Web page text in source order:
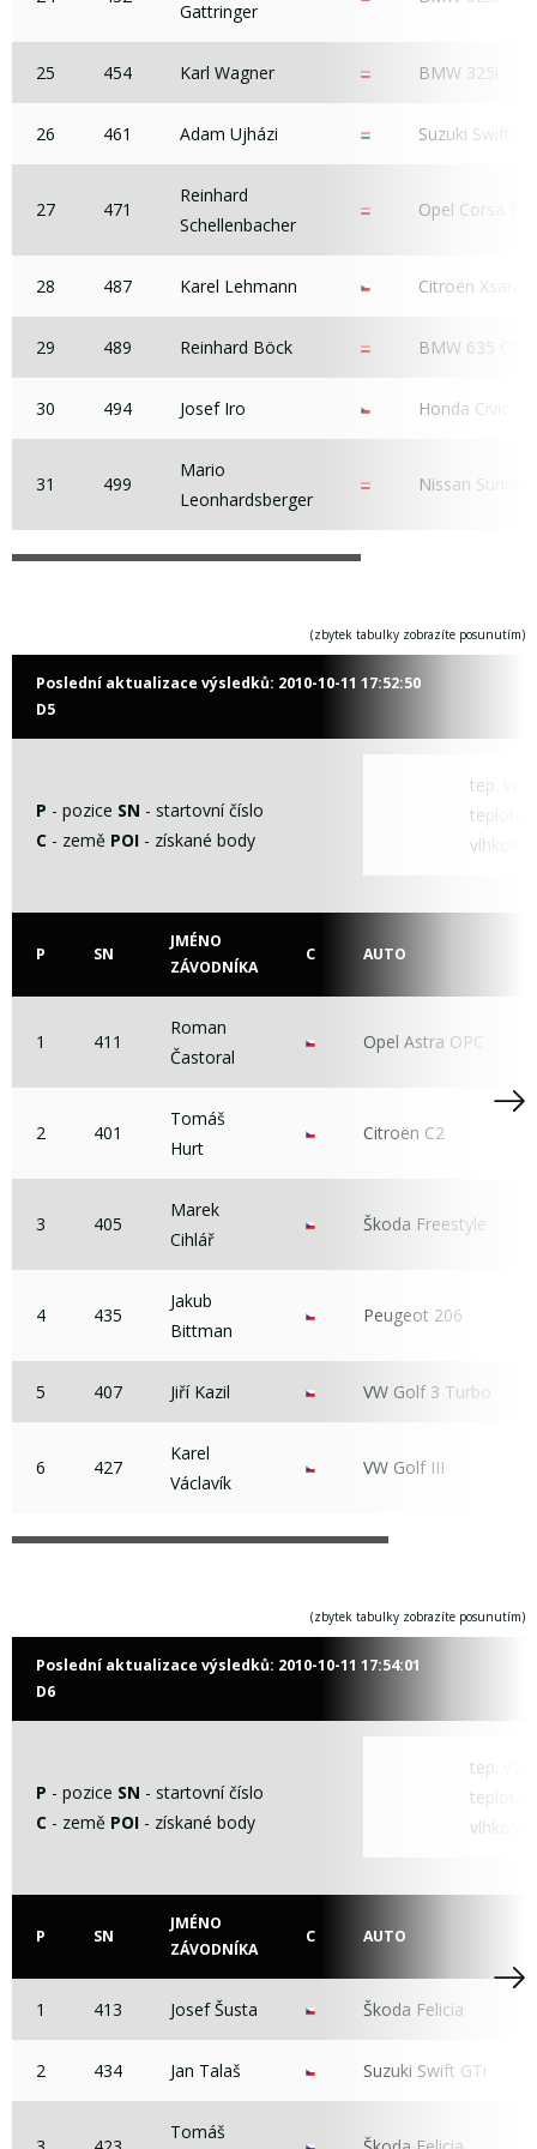
Gattringer
25 454 Karl Wagner BMW 325i
26 461 Adam Ujházi Suzuki Swift
27 471
Reinhard
Schellenbacher
Opel Corsa B
28 487 Karel Lehmann Citroën Xsara
29 489 Reinhard Böck BMW 635 CSI
30 494 Josef Iro Honda Civic
31 499
Mario
Leonhardsberger
Nissan Sunny
(zbytek tabulky zobrazíte posunutím)
Poslední aktualizace výsledků: 2010-10-11 17:52:50
D5
P - pozice SN - startovní číslo
C - země POI - získané body
tep.
teplota
vlhkost
P SN
JMÉNO
ZÁVODNÍKA
C AUTO
1 411
Roman
Častoral
Opel Astra OPC
2 401
Tomáš
Hurt
Citroën C2
3 405
Marek
Cihlář
Škoda Freestyle
4 435
Jakub
Bittman
Peugeot 206
5 407 Jiří Kazil VW Golf 3 Turbo
6 427
Karel
Václavík
VW Golf III
(zbytek tabulky zobrazíte posunutím)
Poslední aktualizace výsledků: 2010-10-11 17:54:01
D6
P - pozice SN - startovní číslo
C - země POI - získané body
tep.
teplota
vlhkost
P SN
JMÉNO
ZÁVODNÍKA
C AUTO
1 413 Josef Šusta Škoda Felicia
2 434 Jan Talaš Suzuki Swift GTi
Tomáš